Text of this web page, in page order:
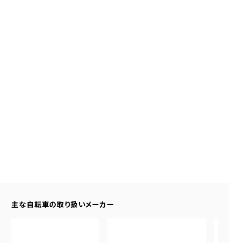
主な自転車の取り扱いメーカー